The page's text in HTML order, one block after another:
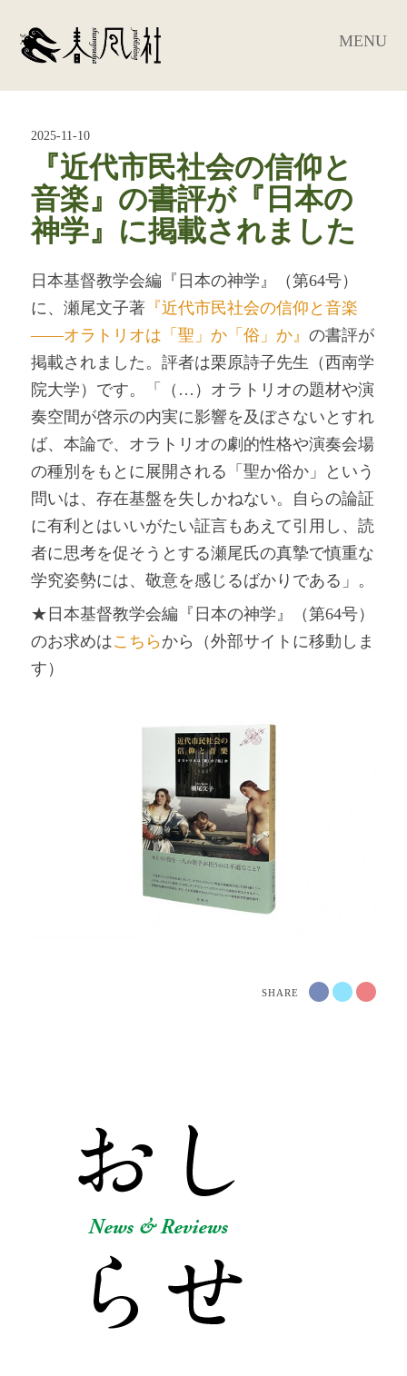
MENU
2025-11-10
『近代市民社会の信仰と
音楽』の書評が『日本の
神学』に掲載されました
日本基督教学会編『日本の神学』（第64号）
に、瀬尾文子著 『近代市民社会の信仰と音楽
――オラトリオは「聖」か「俗」か』の書評が
掲載されました。評者は栗原詩子先生（西南学
院大学）です。「（…）オラトリオの題材や演
奏空間が啓示の内実に影響を及ぼさないとすれ
ば、本論で、オラトリオの劇的性格や演奏会場
の種別をもとに展開される「聖か俗か」という
問いは、存在基盤を失しかねない。自らの論証
に有利とはいいがたい証言もあえて引用し、読
者に思考を促そうとする瀬尾氏の真摯で慎重な
学究姿勢には、敬意を感じるばかりである」。
★日本基督教学会編『日本の神学』（第64号）
のお求めはこちら から（外部サイトに移動しま
す）
SHARE